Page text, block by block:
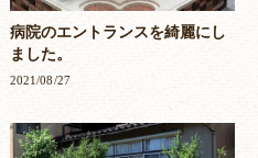
病院のエントランスを綺麗にし
ました。
2021/08/27